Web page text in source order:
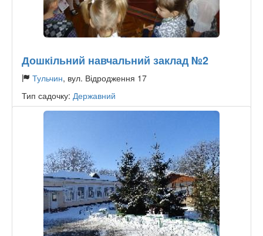
Дошкільний навчальний заклад №2
Тульчин, вул. Відродження 17
Тип садочку: Державний